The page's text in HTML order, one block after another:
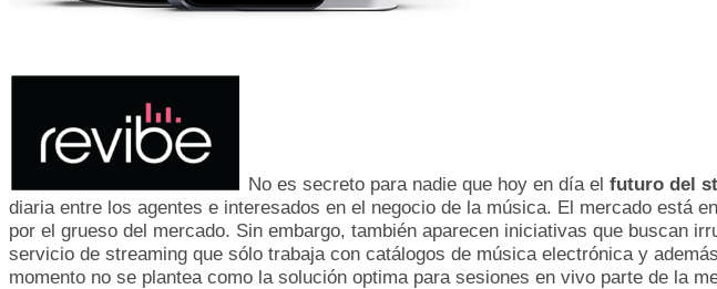
No es secreto para nadie que hoy en día el futuro del
diaria entre los agentes e interesados en el negocio de la música. El mercado está
por el grueso del mercado. Sin embargo, también aparecen iniciativas que buscan
servicio de streaming que sólo trabaja con catálogos de música electrónica y
momento no se plantea como la solución optima para sesiones en vivo parte de la